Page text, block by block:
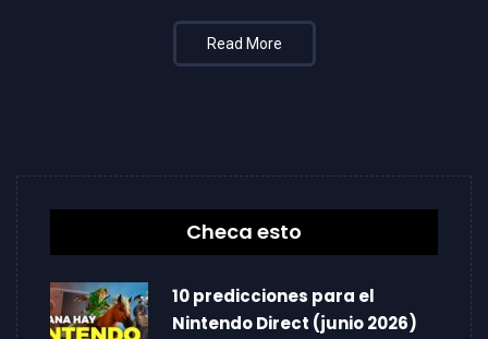
Read More
Checa esto
10 predicciones para el
Nintendo Direct (junio 2026)